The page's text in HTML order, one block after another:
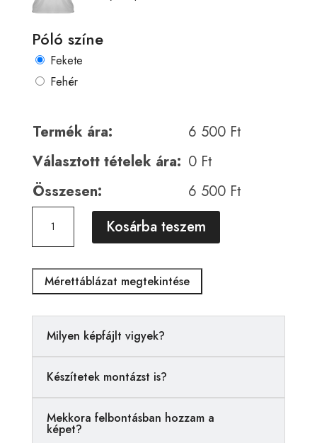
Póló színe
Fekete
Fehér
Termék ára: 6 500 Ft
Választott tételek ára: 0 Ft
Összesen:
6 500 Ft
00471
Kosárba teszem
A
n
Mérettáblázat megtekintése
Milyen képfájlt vigyek?
Készítetek montázst is?
Mekkora felbontásban hozzam a
képet?